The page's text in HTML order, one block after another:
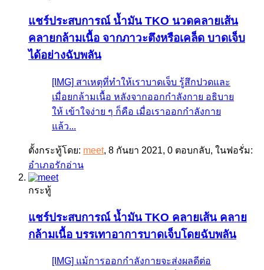
แชร์ประสบการณ์น้ำมัน TKO นวดคลายเส้น
คลายกล้ามเนื้อ จากภาวะตึงหรือเคล็ด บาดเจ็บ
ได้อย่างฉับพลัน
[IMG] สาเหตุที่ทำให้เราบาดเจ็บ รู้สึกปวดและ
เมื่อยกล้ามเนื้อ หลังจากออกกำลังกาย อธิบาย
ให้ เข้าใจง่าย ๆ ก็คือ เมื่อเราออกกำลังกาย
แล้ว...
ตั้งกระทู้โดย: meet, 8 กันยา 2021, 0 ตอบกลับ, ในฟอรั่ม:
อำเภอรักอ่าน
กระทู้
แชร์ประสบการณ์น้ำมัน TKO คลายเส้น คลาย
กล้ามเนื้อ บรรเทาอาการบาดเจ็บโดยฉับพลัน
[IMG] แม้การออกกำลังกายจะส่งผลดีต่อ